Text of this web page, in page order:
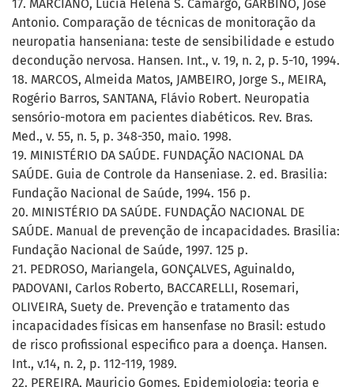
17. MARCIANO, Lúcia Helena S. Camargo, GARBINO, José
Antonio. Comparação de técnicas de monitoração da
neuropatia hanseniana: teste de sensibilidade e estudo
decondução nervosa. Hansen. Int., v. 19, n. 2, p. 5-10, 1994.
18. MARCOS, Almeida Matos, JAMBEIRO, Jorge S., MEIRA,
Rogério Barros, SANTANA, Flávio Robert. Neuropatia
sensório-motora em pacientes diabéticos. Rev. Bras.
Med., v. 55, n. 5, p. 348-350, maio. 1998.
19. MINISTÉRIO DA SAÚDE. FUNDAÇÃO NACIONAL DA
SAÚDE. Guia de Controle da Hanseniase. 2. ed. Brasilia:
Fundação Nacional de Saúde, 1994. 156 p.
20. MINISTÉRIO DA SAÚDE. FUNDAÇÃO NACIONAL DE
SAÚDE. Manual de prevenção de incapacidades. Brasilia:
Fundação Nacional de Saúde, 1997. 125 p.
21. PEDROSO, Mariangela, GONÇALVES, Aguinaldo,
PADOVANI, Carlos Roberto, BACCARELLI, Rosemari,
OLIVEIRA, Suety de. Prevenção e tratamento das
incapacidades físicas em hansenfase no Brasil: estudo
de risco profissional especifico para a doença. Hansen.
Int., v.14, n. 2, p. 112-119, 1989.
22. PEREIRA, Mauricio Gomes. Epidemiologia: teoria e